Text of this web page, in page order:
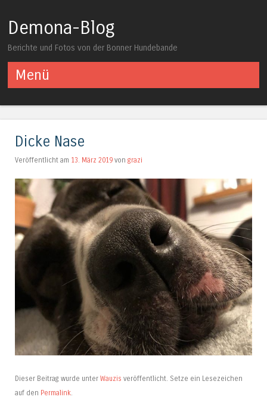
Demona-Blog
Berichte und Fotos von der Bonner Hundebande
Menü
Dicke Nase
Veröffentlicht am 13. März 2019 von grazi
Dieser Beitrag wurde unter Wauzis veröffentlicht. Setze ein Lesezeichen
auf den Permalink.